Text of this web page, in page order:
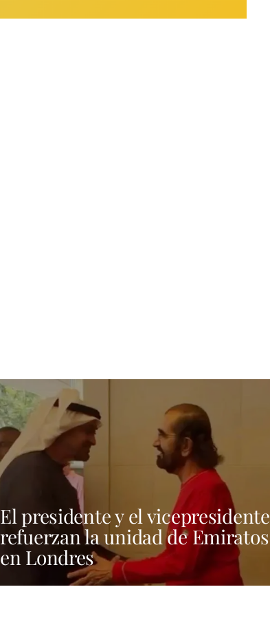
El presidente y el vicepresidente
refuerzan la unidad de Emiratos
en Londres